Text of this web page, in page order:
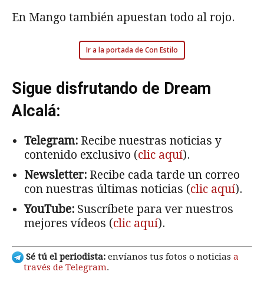
En Mango también apuestan todo al rojo.
Ir a la portada de Con Estilo
Sigue disfrutando de Dream
Alcalá:
Telegram: Recibe nuestras noticias y
contenido exclusivo (clic aquí).
Newsletter: Recibe cada tarde un correo
con nuestras últimas noticias (clic aquí).
YouTube: Suscríbete para ver nuestros
mejores vídeos (clic aquí).
Sé tú el periodista: envíanos tus fotos o noticias a
través de Telegram.